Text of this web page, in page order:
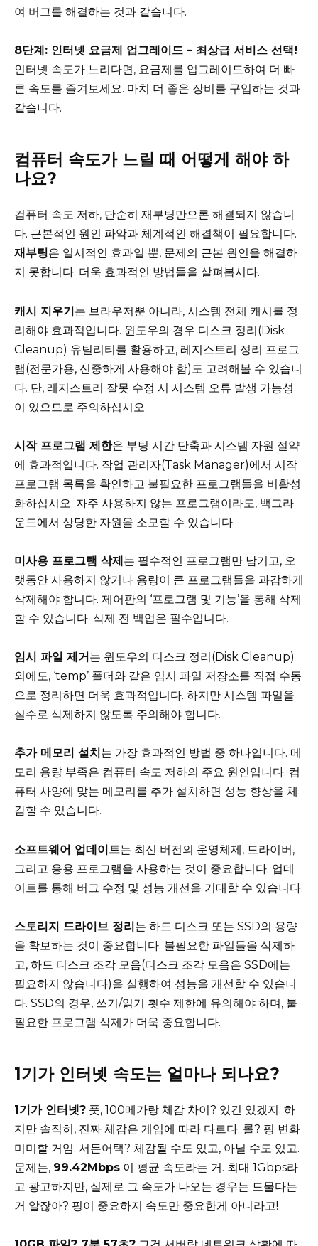
여 버그를 해결하는 것과 같습니다.
8단계: 인터넷 요금제 업그레이드 – 최상급 서비스 선택!
인터넷 속도가 느리다면, 요금제를 업그레이드하여 더 빠
른 속도를 즐겨보세요. 마치 더 좋은 장비를 구입하는 것과
같습니다.
컴퓨터 속도가 느릴 때 어떻게 해야 하
나요?
컴퓨터 속도 저하, 단순히 재부팅만으론 해결되지 않습니
다. 근본적인 원인 파악과 체계적인 해결책이 필요합니다.
재부팅은 일시적인 효과일 뿐, 문제의 근본 원인을 해결하
지 못합니다. 더욱 효과적인 방법들을 살펴봅시다.
캐시 지우기는 브라우저뿐 아니라, 시스템 전체 캐시를 정
리해야 효과적입니다. 윈도우의 경우 디스크 정리(Disk
Cleanup) 유틸리티를 활용하고, 레지스트리 정리 프로그
램(전문가용, 신중하게 사용해야 함)도 고려해볼 수 있습니
다. 단, 레지스트리 잘못 수정 시 시스템 오류 발생 가능성
이 있으므로 주의하십시오.
시작 프로그램 제한은 부팅 시간 단축과 시스템 자원 절약
에 효과적입니다. 작업 관리자(Task Manager)에서 시작
프로그램 목록을 확인하고 불필요한 프로그램들을 비활성
화하십시오. 자주 사용하지 않는 프로그램이라도, 백그라
운드에서 상당한 자원을 소모할 수 있습니다.
미사용 프로그램 삭제는 필수적인 프로그램만 남기고, 오
랫동안 사용하지 않거나 용량이 큰 프로그램들을 과감하게
삭제해야 합니다. 제어판의 ‘프로그램 및 기능’을 통해 삭제
할 수 있습니다. 삭제 전 백업은 필수입니다.
임시 파일 제거는 윈도우의 디스크 정리(Disk Cleanup)
외에도, ‘temp’ 폴더와 같은 임시 파일 저장소를 직접 수동
으로 정리하면 더욱 효과적입니다. 하지만 시스템 파일을
실수로 삭제하지 않도록 주의해야 합니다.
추가 메모리 설치 는 가장 효과적인 방법 중 하나입니다. 메
모리 용량 부족은 컴퓨터 속도 저하의 주요 원인입니다. 컴
퓨터 사양에 맞는 메모리를 추가 설치하면 성능 향상을 체
감할 수 있습니다.
소프트웨어 업데이트는 최신 버전의 운영체제, 드라이버,
그리고 응용 프로그램을 사용하는 것이 중요합니다. 업데
이트를 통해 버그 수정 및 성능 개선을 기대할 수 있습니다.
스토리지 드라이브 정리는 하드 디스크 또는 SSD의 용량
을 확보하는 것이 중요합니다. 불필요한 파일들을 삭제하
고, 하드 디스크 조각 모음(디스크 조각 모음은 SSD에는
필요하지 않습니다)을 실행하여 성능을 개선할 수 있습니
다. SSD의 경우, 쓰기/읽기 횟수 제한에 유의해야 하며, 불
필요한 프로그램 삭제가 더욱 중요합니다.
1기가 인터넷 속도는 얼마나 되나요?
1기가 인터넷? 풋, 100메가랑 체감 차이? 있긴 있겠지. 하
지만 솔직히, 진짜 체감은 게임에 따라 다르다. 롤? 핑 변화
미미할 거임. 서든어택? 체감될 수도 있고, 아닐 수도 있고.
문제는, 99.42Mbps 이 평균 속도라는 거. 최대 1Gbps라
고 광고하지만, 실제로 그 속도가 나오는 경우는 드물다는
거 알잖아? 핑이 중요하지 속도만 중요한게 아니라고!